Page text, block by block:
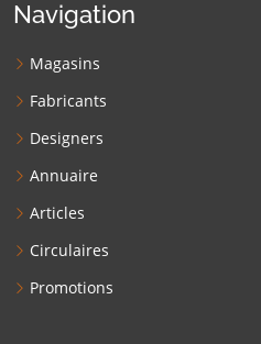
Navigation
Magasins
Fabricants
Designers
Annuaire
Articles
Circulaires
Promotions